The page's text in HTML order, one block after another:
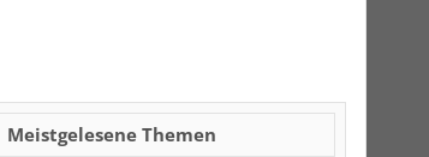
Meistgelesene Themen